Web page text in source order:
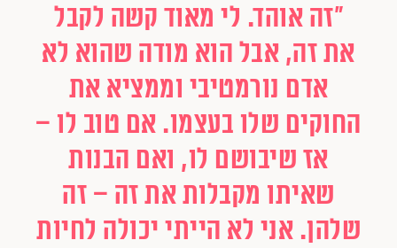
"זה אוהד. לי מאוד קשה לקבל
את זה, אבל הוא מודה שהוא לא
אדם נורמטיבי וממציא את
החוקים שלו בעצמו. אם טוב לו –
אז שיבושם לו, ואם הבנות
שאיתו מקבלות את זה – זה
שלהן. אני לא הייתי יכולה לחיות